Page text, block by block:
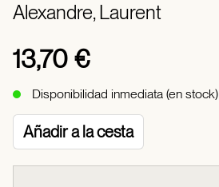
Alexandre, Laurent
13,70 €
Disponibilidad inmediata (en stock)
Añadir a la cesta